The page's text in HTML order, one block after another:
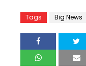
Tags Big News